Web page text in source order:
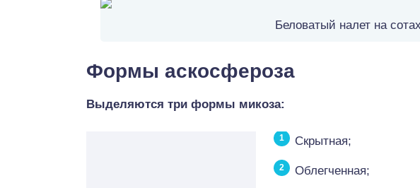
Беловатый налет на сотах
Формы аскосфероза
Выделяются три формы микоза:
Скрытная;
Облегченная;